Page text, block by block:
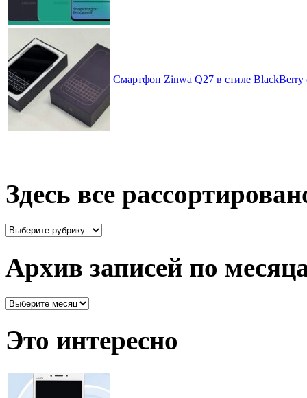
Смартфон Zinwa Q27 в стиле BlackBerry
Здесь все
Здесь
Архив записей по
Архив
месяцам
Это интересно